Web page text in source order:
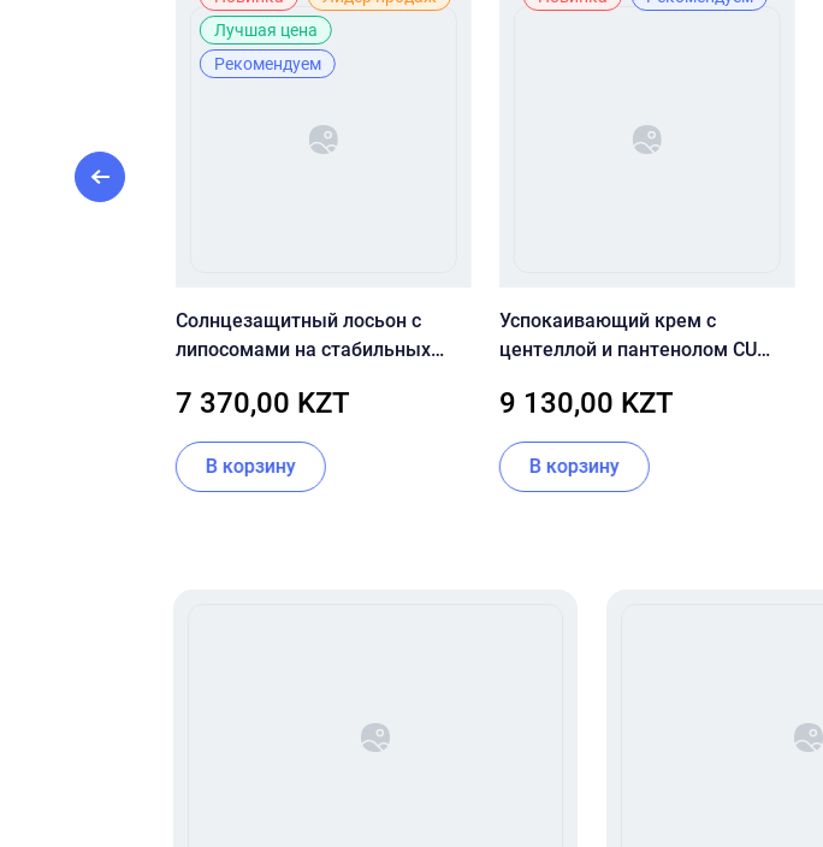
Лучшая цена
Рекомендуем
Солнцезащитный лосьон с
липосомами на стабильных
Blemish Sun Lotion SPF50+
PA++++ 60 мл
7 370,00 KZT
В корзину
Успокаивающий крем с
центеллой и пантенолом CU
Madeca Cream 70 мл
9 130,00 KZT
В корзину